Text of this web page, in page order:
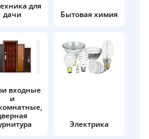
для
дачи
Бытовая химия
входные
и
Электрика
раз в 2
вопросы?
302-02-51